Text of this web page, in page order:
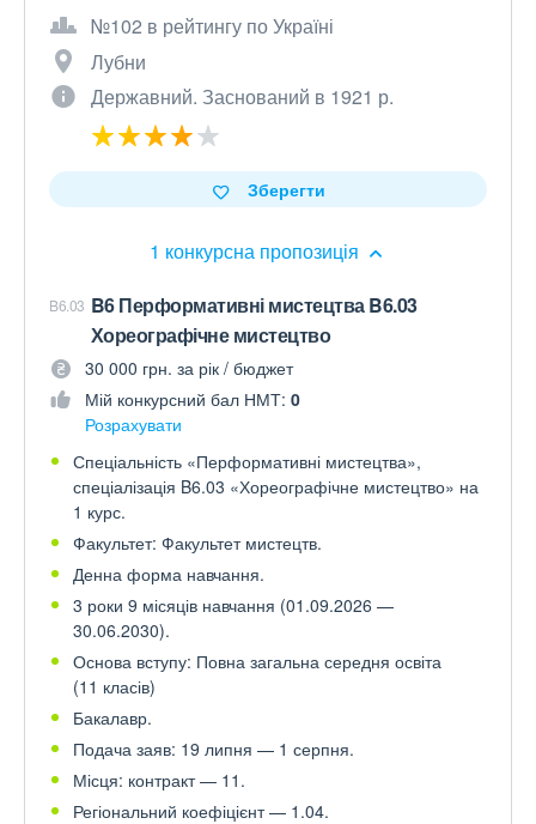
№102 в рейтингу по Україні
Лубни
Державний. Заснований в 1921 р.
1 конкурсна пропозиція
Зберегти
B6.03 B6 Перформативні мистецтва B6.03
Хореографічне мистецтво
30 000 грн. за рік / бюджет
Мій конкурсний бал НМТ: 0
Розрахувати
Спеціальність «Перформативні мистецтва»,
спеціалізація B6.03 «Хореографічне мистецтво» на
1 курс.
Факультет: Факультет мистецтв.
Денна форма навчання.
3 роки 9 місяців навчання (01.09.2026 —
30.06.2030).
Основа вступу: Повна загальна середня освіта
(11 класів)
Бакалавр.
Подача заяв: 19 липня — 1 серпня.
Місця: контракт — 11.
Регіональний коефіцієнт — 1.04.